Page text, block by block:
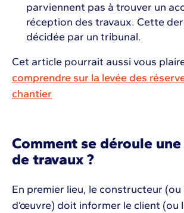
parviennent pas à trouver un
réception des travaux. Cette
décidée par un tribunal.
Cet article pourrait aussi vous
comprendre sur la levée des
chantier
Comment se déroule
de travaux ?
En premier lieu, le constructeur (ou
d’œuvre) doit informer le client (ou